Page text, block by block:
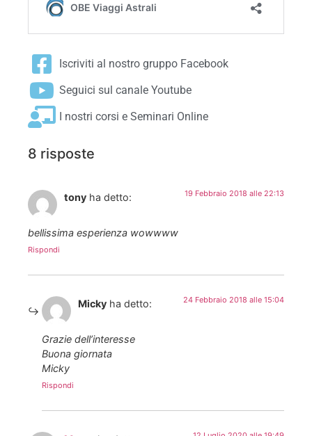
Iscriviti al nostro gruppo Facebook
Seguici sul canale Youtube
I nostri corsi e Seminari Online
8 risposte
tony ha detto: 19 Febbraio 2018 alle 22:13
bellissima esperienza wowwww
Rispondi
Micky ha detto: 24 Febbraio 2018 alle 15:04
Grazie dell’interesse
Buona giornata
Micky
Rispondi